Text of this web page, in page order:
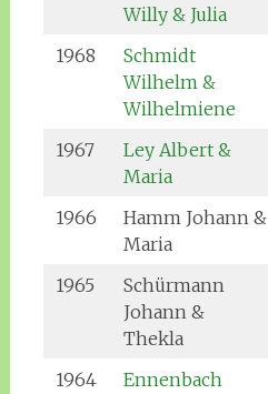
Willy & Julia
1968
Schmidt
Wilhelm &
Wilhelmiene
1967
Ley Albert &
Maria
1966
Hamm Johann &
Maria
1965
Schürmann
Johann &
Thekla
1964
Ennenbach